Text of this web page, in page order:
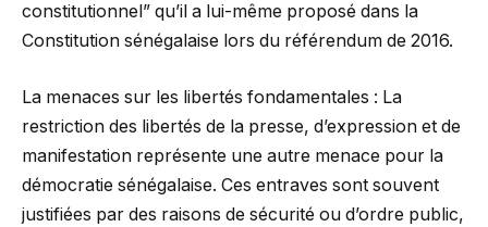
constitutionnel” qu’il a lui-même proposé dans la
Constitution sénégalaise lors du référendum de 2016.
La menaces sur les libertés fondamentales : La
restriction des libertés de la presse, d’expression et de
manifestation représente une autre menace pour la
démocratie sénégalaise. Ces entraves sont souvent
justifiées par des raisons de sécurité ou d’ordre public,